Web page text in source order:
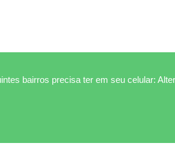
bairros precisa ter em seu celular: